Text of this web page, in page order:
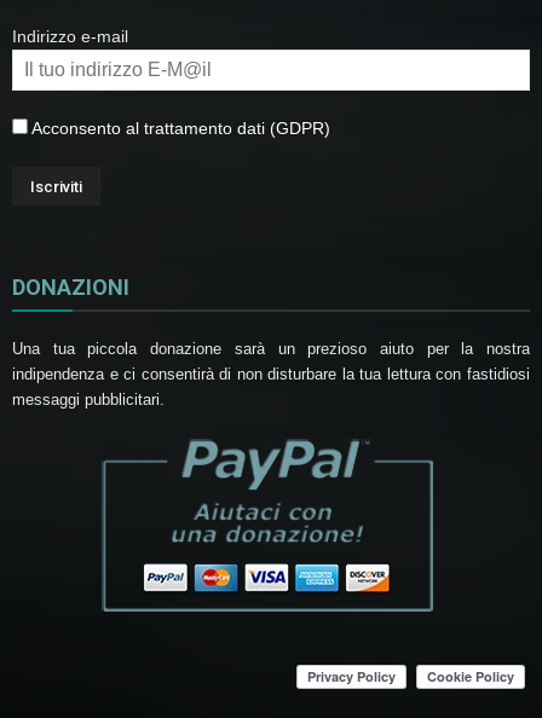
Indirizzo e-mail
Acconsento al trattamento dati (GDPR)
DONAZIONI
Una tua piccola donazione sarà un prezioso aiuto per la nostra
indipendenza e ci consentirà di non disturbare la tua lettura con fastidiosi
messaggi pubblicitari.